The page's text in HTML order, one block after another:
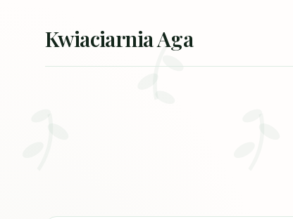
Kwiaciarnia Aga